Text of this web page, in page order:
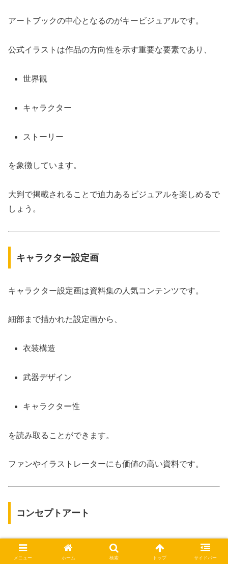
アートブックの中心となるのがキービジュアルです。
公式イラストは作品の方向性を示す重要な要素であり、
世界観
キャラクター
ストーリー
を象徴しています。
大判で掲載されることで迫力あるビジュアルを楽しめるで
しょう。
キャラクター設定画
キャラクター設定画は資料集の人気コンテンツです。
細部まで描かれた設定画から、
衣装構造
武器デザイン
キャラクター性
を読み取ることができます。
ファンやイラストレーターにも価値の高い資料です。
コンセプトアート
ゲーム開発初期に描かれたコンセプトアートは、作品の方
向性を知る貴重な資料です。
メニュー ホーム 検索 トップ サイドバー